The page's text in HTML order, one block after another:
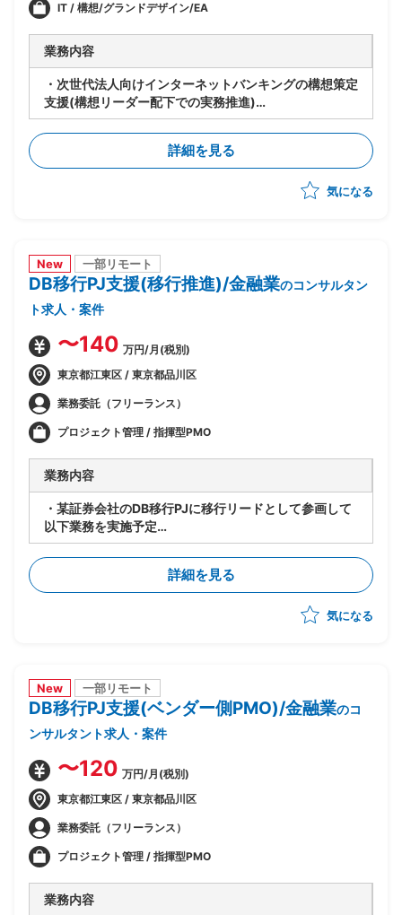
IT / 構想/グランドデザイン/EA
業務内容
・次世代法人向けインターネットバンキングの構想策定
支援(構想リーダー配下での実務推進)
・外部環境(全銀仕様/競合他社/AI等技術動向)を踏まえ
たあるべき業務姿の検討
・上記を実現するTo-Beアーキテクチャの立案
・銀行企画部門に入り込み/調査/論点整理/構想書作成
詳細を見る
気になる
New 一部リモート
DB移行PJ支援(移行推進)/金融業のコンサルタン
ト求人・案件
〜140 万円/月(税別)
東京都江東区 / 東京都品川区
業務委託（フリーランス）
プロジェクト管理 / 指揮型PMO
業務内容
・某証券会社のDB移行PJに移行リードとして参画して
以下業務を実施予定
-移行計画の作成
-移行方式検討/本番移行対策の立案
-移行ツール作成に関する計画策定/推進
-移行リハーサル～移行本番～移行後支援までの全体推
詳細を見る
気になる
New 一部リモート
DB移行PJ支援(ベンダー側PMO)/金融業のコ
ンサルタント求人・案件
〜120 万円/月(税別)
東京都江東区 / 東京都品川区
業務委託（フリーランス）
プロジェクト管理 / 指揮型PMO
業務内容